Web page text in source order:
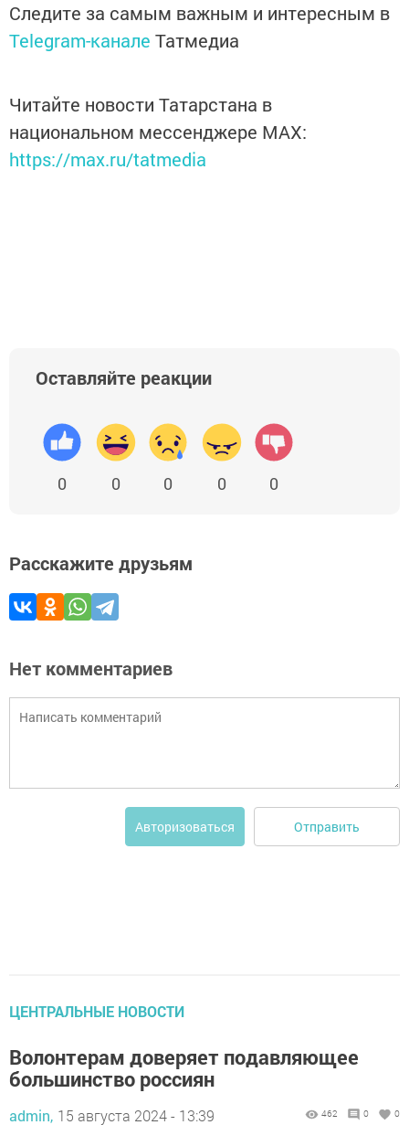
Следите за самым важным и интересным в
Telegram-канале Татмедиа
Читайте новости Татарстана в
национальном мессенджере MАХ:
https://max.ru/tatmedia
Оставляйте реакции
0 0 0 0 0
Расскажите друзьям
Нет комментариев
Авторизоваться Отправить
ЦЕНТРАЛЬНЫЕ НОВОСТИ
Волонтерам доверяет подавляющее
большинство россиян
admin, 15 августа 2024 - 13:39 462 0 0